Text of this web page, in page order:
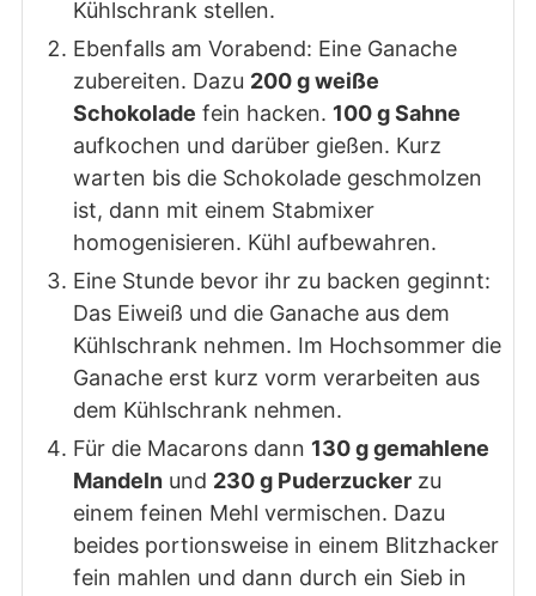
Kühlschrank stellen.
Ebenfalls am Vorabend: Eine Ganache
zubereiten. Dazu 200 g weiße
Schokolade fein hacken. 100 g Sahne
aufkochen und darüber gießen. Kurz
warten bis die Schokolade geschmolzen
ist, dann mit einem Stabmixer
homogenisieren. Kühl aufbewahren.
Eine Stunde bevor ihr zu backen geginnt:
Das Eiweiß und die Ganache aus dem
Kühlschrank nehmen. Im Hochsommer die
Ganache erst kurz vorm verarbeiten aus
dem Kühlschrank nehmen.
Für die Macarons dann 130 g gemahlene
Mandelnund 230 g Puderzuckerzu
einem feinen Mehl vermischen. Dazu
beides portionsweise in einem Blitzhacker
fein mahlen und dann durch ein Sieb in